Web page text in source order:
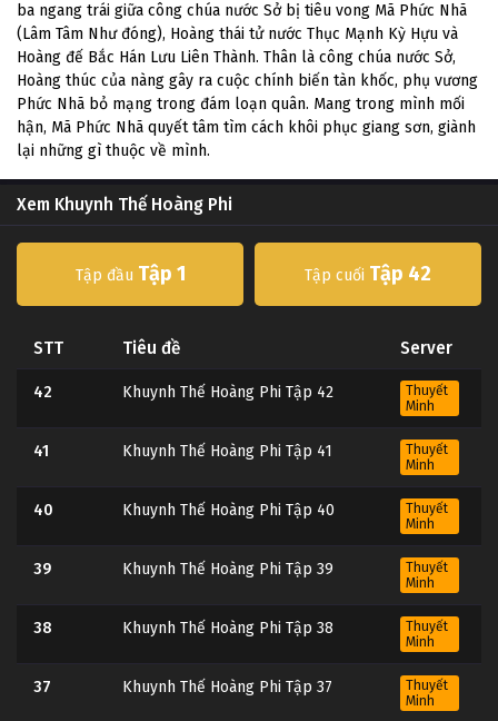
ba ngang trái giữa công chúa nước Sở bị tiêu vong Mã Phức Nhã
(Lâm Tâm Như đóng), Hoàng thái tử nước Thục Mạnh Kỳ Hựu và
Hoàng đế Bắc Hán Lưu Liên Thành. Thân là công chúa nước Sở,
Hoàng thúc của nàng gây ra cuộc chính biến tàn khốc, phụ vương
Phức Nhã bỏ mạng trong đám loạn quân. Mang trong mình mối
hận, Mã Phức Nhã quyết tâm tìm cách khôi phục giang sơn, giành
lại những gì thuộc về mình.
Xem Khuynh Thế Hoàng Phi
Tập đầu Tập 1 Tập cuối Tập 42
STT Tiêu đề Server
42 Khuynh Thế Hoàng Phi Tập 42
Thuyết
Minh
41 Khuynh Thế Hoàng Phi Tập 41
Thuyết
Minh
40 Khuynh Thế Hoàng Phi Tập 40
Thuyết
Minh
39 Khuynh Thế Hoàng Phi Tập 39
Thuyết
Minh
38 Khuynh Thế Hoàng Phi Tập 38
Thuyết
Minh
37 Khuynh Thế Hoàng Phi Tập 37
Thuyết
Minh